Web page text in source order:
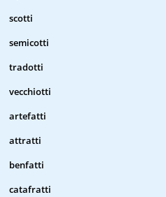
scotti
semicotti
tradotti
vecchiotti
artefatti
attratti
benfatti
catafratti